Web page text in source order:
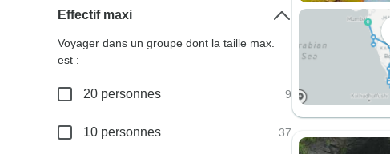
Effectif maxi
Voyager dans un groupe dont la taille max.
est :
20 personnes 9
10 personnes 37